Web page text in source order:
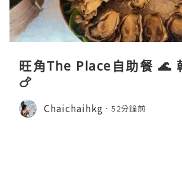
旺角The Place自助餐 🌊
🍗
Chaichaihkg 52分鐘前